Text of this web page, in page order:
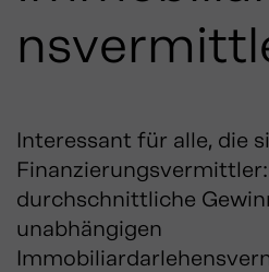
Interessant für alle, die
durchschnittliche
unabhängigen